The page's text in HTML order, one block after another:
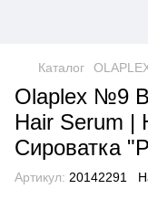
Каталог
Olaplex №9
Hair Serum |
Сироватка
Артикул: 20142291